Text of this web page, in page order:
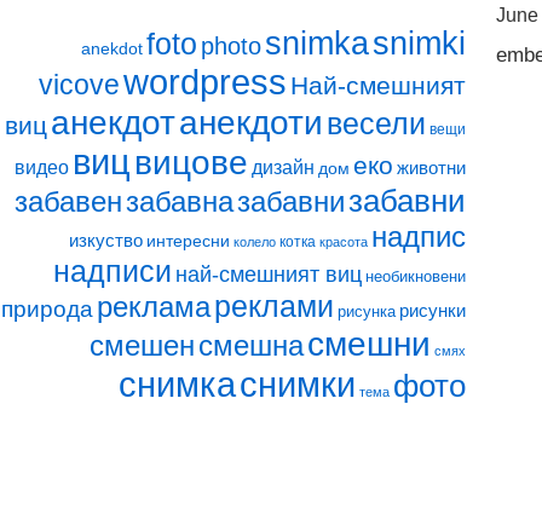
anekdotfoto photosnimkasnimki
vicovewordpress Най-смешният
вицанекдотанекдоти весели вещи
видео вицвицове дизайн дом еко животни
забавензабавназабавнизабавни
изкуство интересни колело котка красота надпис
надписи най-смешният виц необикновени
природа рекламареклами рисунка рисунки
смешенсмешнасмешни смях
снимкаснимки тема фото